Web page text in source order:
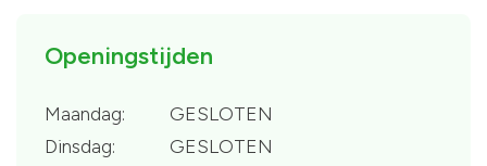
Openingstijden
Maandag:
GESLOTEN
Dinsdag:
GESLOTEN